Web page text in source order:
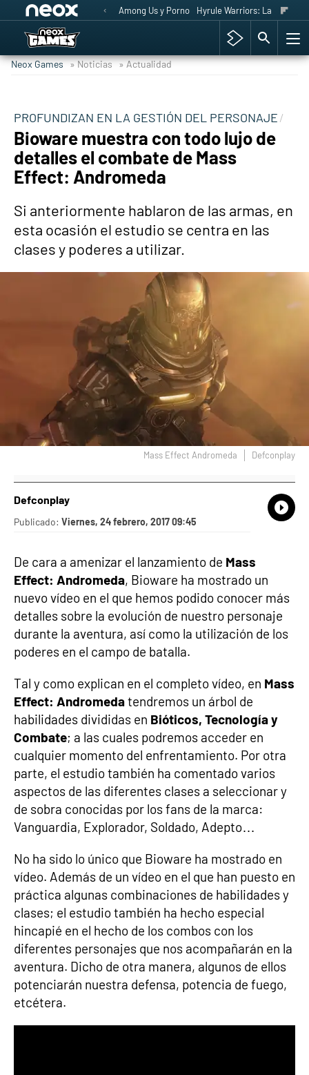
Among Us y Porno Hyrule Warriors: La Era del
Neox Games » Noticias » Actualidad
PROFUNDIZAN EN LA GESTIÓN DEL PERSONAJE
Bioware muestra con todo lujo de
detalles el combate de Mass
Effect: Andromeda
Si anteriormente hablaron de las armas, en
esta ocasión el estudio se centra en las
clases y poderes a utilizar.
Mass Effect Andromeda Defconplay
Defconplay
Publicado: Viernes, 24 febrero, 2017 09:45
De cara a amenizar el lanzamiento de Mass
Effect: Andromeda, Bioware ha mostrado un
nuevo vídeo en el que hemos podido conocer más
detalles sobre la evolución de nuestro personaje
durante la aventura, así como la utilización de los
poderes en el campo de batalla.
Tal y como explican en el completo vídeo, en Mass
Effect: Andromedatendremos un árbol de
habilidades divididas en Bióticos, Tecnología y
Combate; a las cuales podremos acceder en
cualquier momento del enfrentamiento. Por otra
parte, el estudio también ha comentado varios
aspectos de las diferentes clases a seleccionar y
de sobra conocidas por los fans de la marca:
Vanguardia, Explorador, Soldado, Adepto…
No ha sido lo único que Bioware ha mostrado en
vídeo. Además de un vídeo en el que han puesto en
práctica algunas combinaciones de habilidades y
clases; el estudio también ha hecho especial
hincapié en el hecho de los combos con los
diferentes personajes que nos acompañarán en la
aventura. Dicho de otra manera, algunos de ellos
potenciarán nuestra defensa, potencia de fuego,
etcétera.